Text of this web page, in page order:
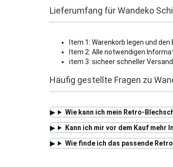
Lieferumfang für Wandeko
Item 1: Warenkorb legen und
Item 2: Alle notwendigen
item 3: sicheer schneller
Häufig gestellte Fragen zu
Wie kann ich mein Retro-
Kann ich mir vor dem Kauf mehr
Wie finde ich das passende